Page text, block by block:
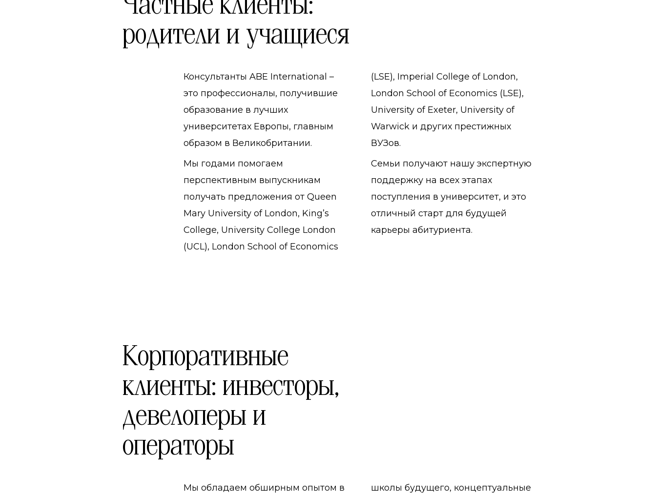
Частные клиенты:
родители и учащиеся
Консультанты ABE International –
это профессионалы, получившие
образование в лучших
университетах Европы, главным
образом в Великобритании.
Мы годами помогаем
перспективным выпускникам
получать предложения от Queen
Mary University of London, King’s
College, University College London
(UCL), London School of Economics
(LSE), Imperial College of London,
London School of Economics (LSE),
University of Exeter, University of
Warwick и других престижных
ВУЗов.
Семьи получают нашу экспертную
поддержку на всех этапах
поступления в университет, и это
отличный старт для будущей
карьеры абитуриента.
Корпоративные
клиенты: инвесторы,
девелоперы и
операторы
Мы обладаем обширным опытом в
школы будущего, концептуальные